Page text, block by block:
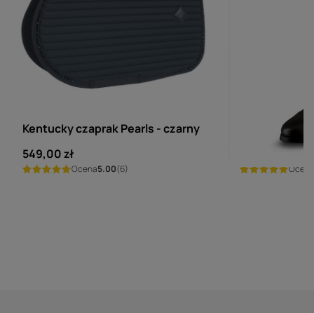
Kentucky czaprak Pearls - czarny
549,00 zł
Ocena5.00(6)
Oficerki
1 499,00 zł
Ocena